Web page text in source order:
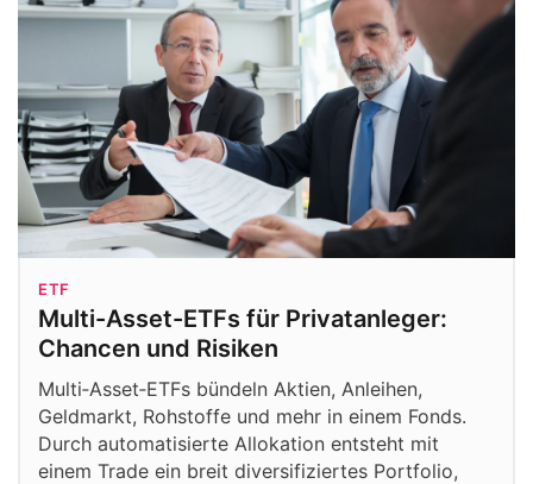
ETF
Multi-Asset-ETFs für Privatanleger:
Chancen und Risiken
Multi‑Asset‑ETFs bündeln Aktien, Anleihen,
Geldmarkt, Rohstoffe und mehr in einem Fonds.
Durch automatisierte Allokation entsteht mit
einem Trade ein breit diversifiziertes Portfolio,